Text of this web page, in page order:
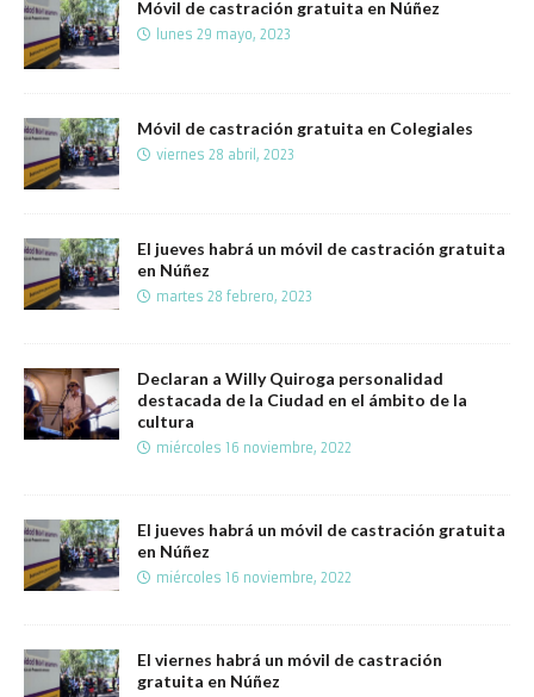
Móvil de castración gratuita en Núñez
lunes 29 mayo, 2023
Móvil de castración gratuita en Colegiales
viernes 28 abril, 2023
El jueves habrá un móvil de castración gratuita
en Núñez
martes 28 febrero, 2023
Declaran a Willy Quiroga personalidad
destacada de la Ciudad en el ámbito de la
cultura
miércoles 16 noviembre, 2022
El jueves habrá un móvil de castración gratuita
en Núñez
miércoles 16 noviembre, 2022
El viernes habrá un móvil de castración
gratuita en Núñez